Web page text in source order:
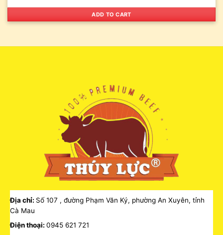
ADD TO CART
Địa chỉ: Số 107 , đường Phạm Văn Ký, phường An Xuyên, tỉnh
Cà Mau
Điện thoại: 0945 621 721